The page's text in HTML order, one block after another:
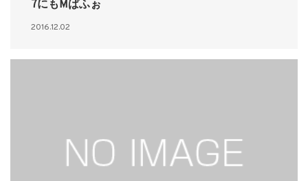
7にもMぱふぉ
2016.12.02